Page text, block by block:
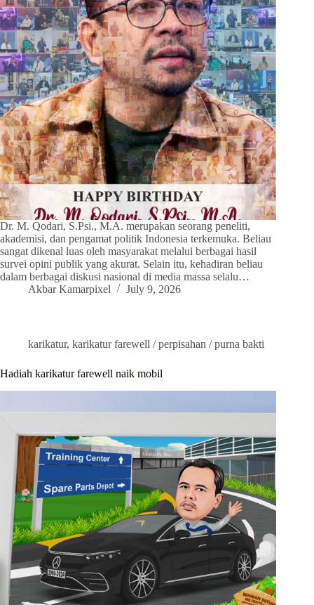
Dr. M. Qodari, S.Psi., M.A. merupakan seorang peneliti,
akademisi, dan pengamat politik Indonesia terkemuka. Beliau
sangat dikenal luas oleh masyarakat melalui berbagai hasil
survei opini publik yang akurat. Selain itu, kehadiran beliau
dalam berbagai diskusi nasional di media massa selalu…
Akbar Kamarpixel
July 9, 2026
karikatur, karikatur farewell / perpisahan / purna bakti
Hadiah karikatur farewell naik mobil